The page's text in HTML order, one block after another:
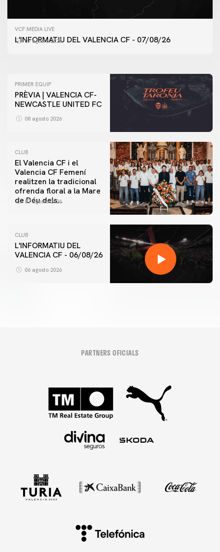
VCF MEDIA LIVE
L'INFORMATIU DEL VALENCIA CF - 07/08/26
07 agosto 2026
PRIMER EQUIP
ENTRENAMENT DEL VALENCIA CF 7/8/2026
PRIMER EQUIP
PRÈVIA | VALENCIA CF-
NEWCASTLE UNITED FC
08 agosto 2026
CLUB
El Valencia CF i el
Valencia CF Femení
realitzen la tradicional
ofrenda floral a la Mare
de Déu dels
07 agosto 2026
CLUB
L'INFORMATIU DEL
VALENCIA CF - 06/08/26
06 agosto 2026
PARTNERS OFICIALS